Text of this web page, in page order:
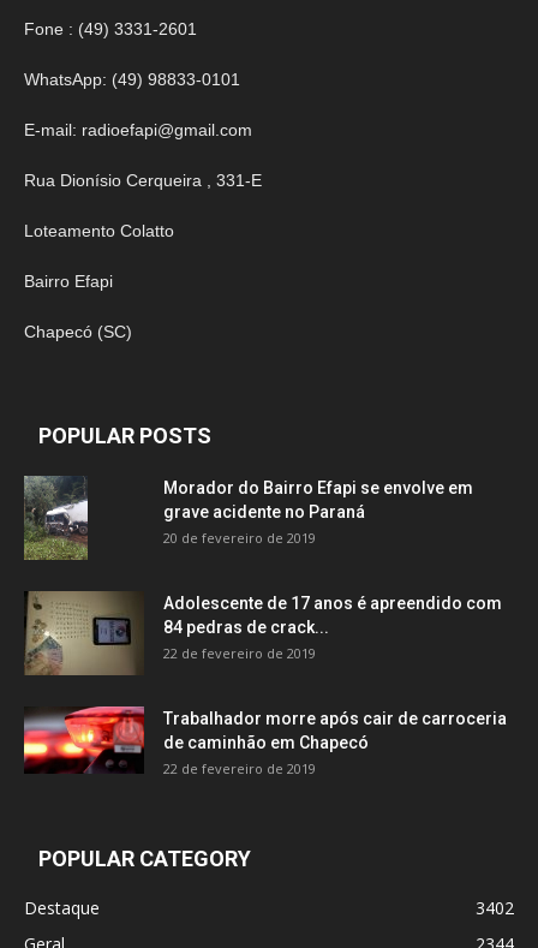
Fone : (49) 3331-2601
WhatsApp: (49) 98833-0101
E-mail: radioefapi@gmail.com
Rua Dionísio Cerqueira , 331-E
Loteamento Colatto
Bairro Efapi
Chapecó (SC)
POPULAR POSTS
Morador do Bairro Efapi se envolve em
grave acidente no Paraná
20 de fevereiro de 2019
Adolescente de 17 anos é apreendido com
84 pedras de crack...
22 de fevereiro de 2019
Trabalhador morre após cair de carroceria
de caminhão em Chapecó
22 de fevereiro de 2019
POPULAR CATEGORY
Destaque
3402
Geral
2344